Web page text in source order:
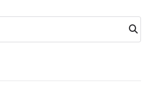
Szuka
j